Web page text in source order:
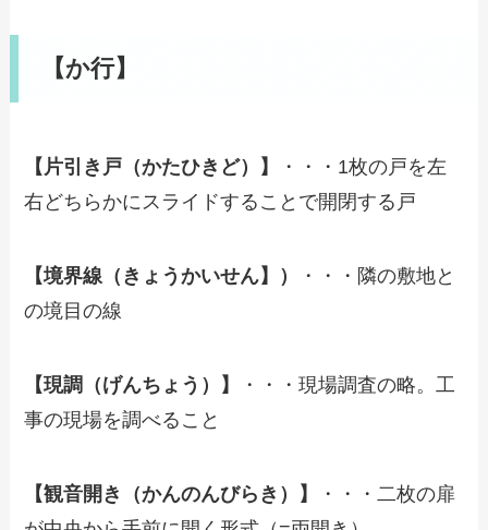
【か行】
【片引き戸（かたひきど）】
・・・1枚の戸を左
右どちらかにスライドすることで開閉する戸
【境界線（きょうかいせん】）
・・・隣の敷地と
の境目の線
【現調（げんちょう）】
・・・現場調査の略。工
事の現場を調べること
【観音開き（かんのんびらき）】
・・・二枚の扉